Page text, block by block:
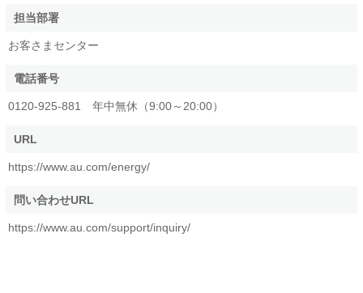
担当部署
お客さまセンター
電話番号
0120-925-881 年中無休（9:00～20:00）
URL
https://www.au.com/energy/
問い合わせURL
https://www.au.com/support/inquiry/